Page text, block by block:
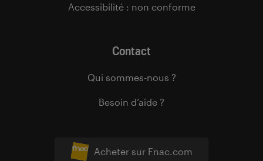
Acheter sur Fnac.com
Accessibilité : non conforme
Contact
Qui sommes-nous ?
Besoin d’aide ?